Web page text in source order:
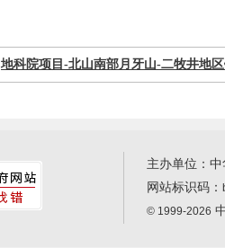
地科院项目-北山南部月牙山-二牧井地
主办单位：
网站标识码：
© 1999-2026